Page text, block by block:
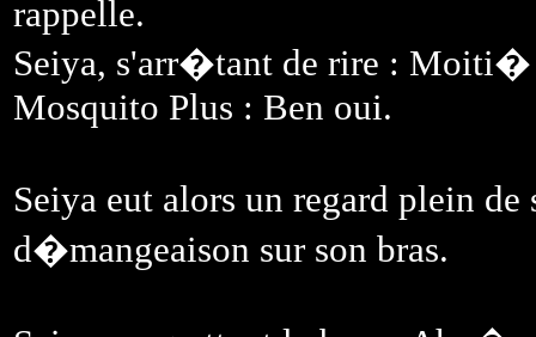
rappelle.
Seiya, s'arr�tant de rire : Moiti�
Mosquito Plus : Ben oui.
Seiya eut alors un regard plein
d�mangeaison sur son bras.